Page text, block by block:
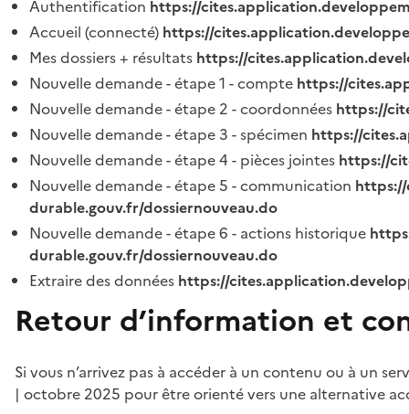
Authentification https://
Accueil (connecté) https://
Mes dossiers + résultats https://
Nouvelle demande - étape 1 - compte https://
Nouvelle demande - étape 2 - coordonnées https://
Nouvelle demande - étape 3 - spécimen https://
Nouvelle demande - étape 4 - pièces jointes https://
Nouvelle demande - étape 5 - communication
durable.gouv.fr/dossiernouveau.do
Nouvelle demande - étape 6 - actions historique
durable.gouv.fr/dossiernouveau.do
Extraire des données https://
Retour d’information et
Si vous n’arrivez pas à accéder à un contenu ou à un
| octobre 2025 pour être orienté vers une alternative